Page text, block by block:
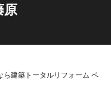
原
ら建築トータルリフォーム ペ